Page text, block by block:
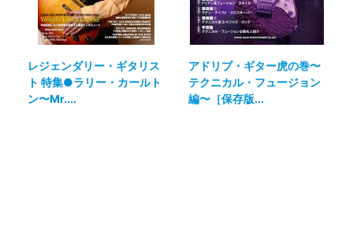
レジェンダリー・ギタリス
ト 特集●ラリー・カールト
ン〜Mr....
アドリブ・ギター虎の巻〜
テクニカル・フュージョン
編〜［保存版...